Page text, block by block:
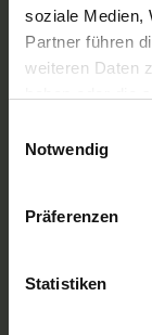
soziale Medien,
Partner führen
weiteren Daten
Notwendig
Präferenzen
Statistiken
Flussreisen
Flusskreuzfahrt
Flussreise
Asien
Flusskreuzfahrten
TOP
A-ROSA Aqua
MS VistaExplorer